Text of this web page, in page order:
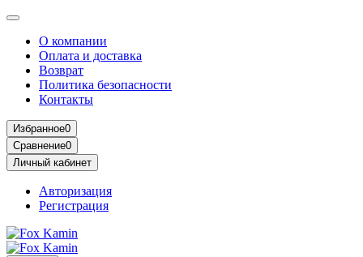
О компании
Оплата и доставка
Возврат
Политика безопасности
Контакты
Избранное0
Сравнение0
Личный кабинет
Авторизация
Регистрация